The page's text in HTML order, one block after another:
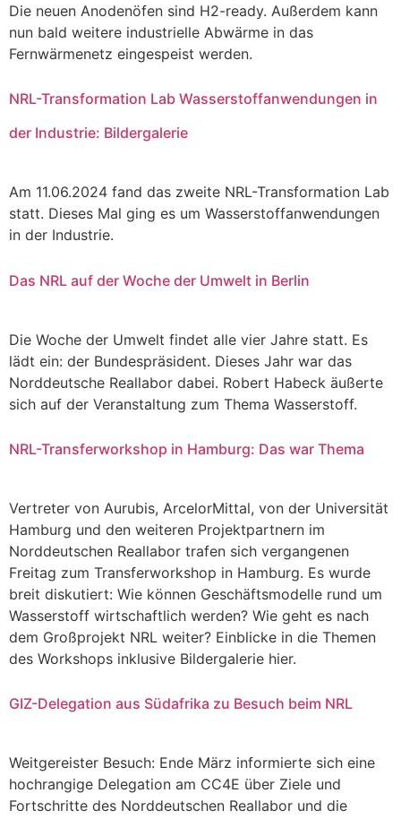
Die neuen Anodenöfen sind H2-ready. Außerdem kann
nun bald weitere industrielle Abwärme in das
Fernwärmenetz eingespeist werden.
NRL-Transformation Lab Wasserstoffanwendungen in
der Industrie: Bildergalerie
Am 11.06.2024 fand das zweite NRL-Transformation Lab
statt. Dieses Mal ging es um Wasserstoffanwendungen
in der Industrie.
Das NRL auf der Woche der Umwelt in Berlin
Die Woche der Umwelt findet alle vier Jahre statt. Es
lädt ein: der Bundespräsident. Dieses Jahr war das
Norddeutsche Reallabor dabei. Robert Habeck äußerte
sich auf der Veranstaltung zum Thema Wasserstoff.
NRL-Transferworkshop in Hamburg: Das war Thema
Vertreter von Aurubis, ArcelorMittal, von der Universität
Hamburg und den weiteren Projektpartnern im
Norddeutschen Reallabor trafen sich vergangenen
Freitag zum Transferworkshop in Hamburg. Es wurde
breit diskutiert: Wie können Geschäftsmodelle rund um
Wasserstoff wirtschaftlich werden? Wie geht es nach
dem Großprojekt NRL weiter? Einblicke in die Themen
des Workshops inklusive Bildergalerie hier.
GIZ-Delegation aus Südafrika zu Besuch beim NRL
Weitgereister Besuch: Ende März informierte sich eine
hochrangige Delegation am CC4E über Ziele und
Fortschritte des Norddeutschen Reallabor und die